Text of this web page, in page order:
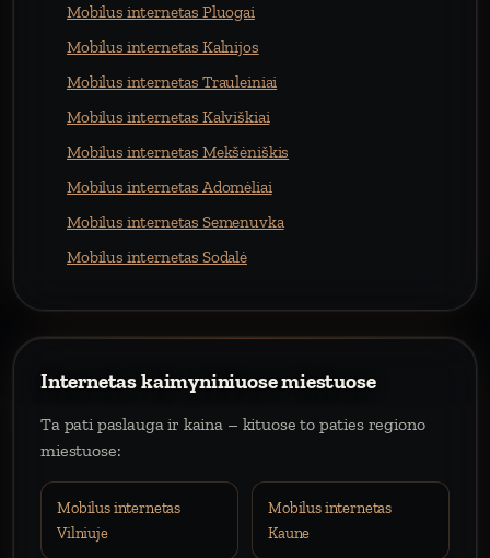
Mobilus internetas Pluogai
Mobilus internetas Kalnijos
Mobilus internetas Trauleiniai
Mobilus internetas Kalviškiai
Mobilus internetas Mekšėniškis
Mobilus internetas Adomėliai
Mobilus internetas Semenuvka
Mobilus internetas Sodalė
Internetas kaimyniniuose miestuose
Ta pati paslauga ir kaina – kituose to paties regiono
miestuose:
Mobilus internetas
Vilniuje
Mobilus internetas
Kaune